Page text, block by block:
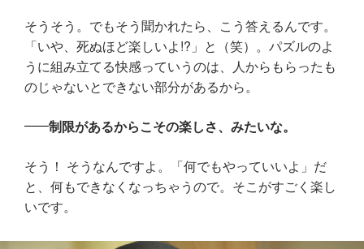
そうそう。でもそう聞かれたら、こう答えるんです。
「いや、死ぬほど楽しいよ!?」と（笑）。パズルのよ
うに組み立てる快感っていうのは、人からもらったも
のじゃないとできない部分があるから。
制限があるからこその楽しさ、みたいな。
そう！ そうなんですよ。「何でもやっていいよ」だ
と、何もできなくなっちゃうので。そこがすごく楽し
いです。